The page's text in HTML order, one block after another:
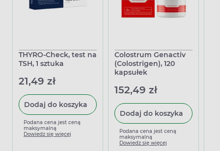
THYRO-Check, test na
TSH, 1 sztuka
21,49 zł
Dodaj do koszyka
Podana cena jest ceną
maksymalną
Dowiedz się więcej
Colostrum Genactiv
(Colostrigen), 120
kapsułek
152,49 zł
Dodaj do koszyka
Podana cena jest ceną
maksymalną
Dowiedz się więcej